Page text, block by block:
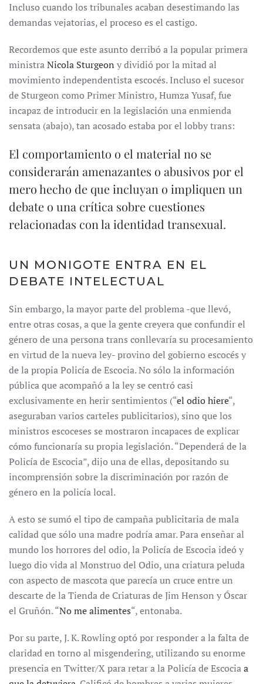
Incluso cuando los tribunales acaban desestimando las
demandas vejatorias, el proceso es el castigo.
Recordemos que este asunto derribó a la popular primera
ministraNicola Sturgeon y dividió por la mitad al
movimiento independentista escocés. Incluso el sucesor
de Sturgeon como Primer Ministro, Humza Yusaf, fue
incapaz de introducir en la legislación una enmienda
sensata (abajo), tan acosado estaba por el lobby trans:
El comportamiento o el material no se
considerarán amenazantes o abusivos por el
mero hecho de que incluyan o impliquen un
debate o una crítica sobre cuestiones
relacionadas con la identidad transexual.
UN MONIGOTE ENTRA EN EL
DEBATE INTELECTUAL
Sin embargo, la mayor parte del problema -que llevó,
entre otras cosas, a que la gente creyera que confundir el
género de una persona trans conllevaría su procesamiento
en virtud de la nueva ley- provino del gobierno escocés y
de la propia Policía de Escocia. No sólo la información
pública que acompañó a la ley se centró casi
exclusivamente en herir sentimientos (“el odio hiere“,
aseguraban varios carteles publicitarios), sino que los
ministros escoceses se mostraron incapaces de explicar
cómo funcionaría su propia legislación. “Dependerá de la
Policía de Escocia”, dijo una de ellas, depositando su
incomprensión sobre la discriminación por razón de
género en la policía local.
A esto se sumó el tipo de campaña publicitaria de mala
calidad que sólo una madre podría amar. Para enseñar al
mundo los horrores del odio, la Policía de Escocia ideó y
luego dio vida al Monstruo del Odio, una criatura peluda
con aspecto de mascota que parecía un cruce entre un
descarte de la Tienda de Criaturas de Jim Henson y Óscar
el Gruñón. “No me alimentes“, entonaba.
Por su parte, J. K. Rowling optó por responder a la falta de
claridad en torno al misgendering, utilizando su enorme
presencia en Twitter/X para retar a la Policía de Escociaa